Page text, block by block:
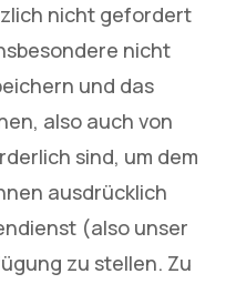
nicht gefordert
nicht
und das
also auch von
sind, um dem
ausdrücklich
(also unser
zu stellen. Zu